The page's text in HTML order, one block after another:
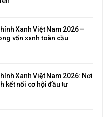
Xanh Việt Nam 2026 –
vốn xanh toàn cầu
Xanh Việt Nam 2026: Nơi
kết nối cơ hội đầu tư